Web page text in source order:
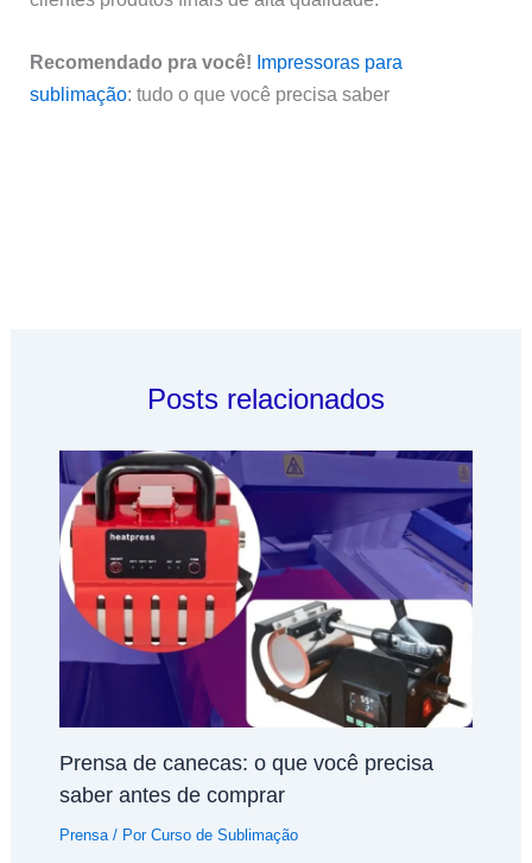
Recomendado pra você! Impressoras para
sublimação: tudo o que você precisa saber
Posts relacionados
Prensa de canecas: o que você precisa
saber antes de comprar
Prensa/ Por Curso de Sublimação